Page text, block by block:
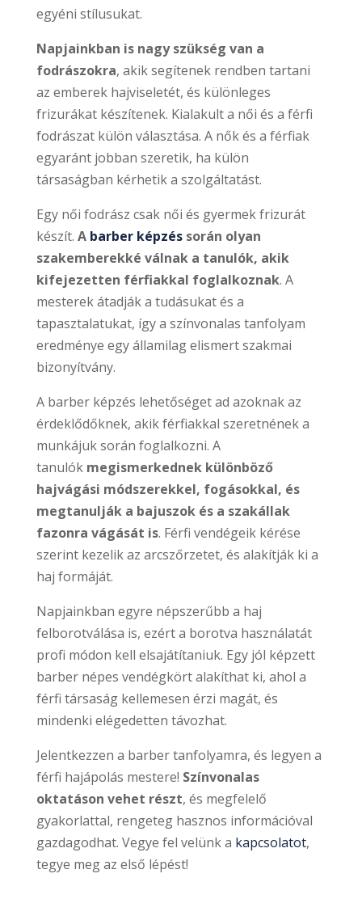
egyéni stílusukat.
Napjainkban is nagy szükség van a
fodrászokra, akik segítenek rendben tartani
az emberek hajviseletét, és különleges
frizurákat készítenek. Kialakult a női és a férfi
fodrászat külön választása. A nők és a férfiak
egyaránt jobban szeretik, ha külön
társaságban kérhetik a szolgáltatást.
Egy női fodrász csak női és gyermek frizurát
készít. A barber képzéssorán olyan
szakemberekké válnak a tanulók, akik
kifejezetten férfiakkal foglalkoznak. A
mesterek átadják a tudásukat és a
tapasztalatukat, így a színvonalas tanfolyam
eredménye egy államilag elismert szakmai
bizonyítvány.
A barber képzés lehetőséget ad azoknak az
érdeklődőknek, akik férfiakkal szeretnének a
munkájuk során foglalkozni. A
tanulók megismerkednek különböző
hajvágási módszerekkel, fogásokkal, és
megtanulják a bajuszok és a szakállak
fazonra vágását is. Férfi vendégeik kérése
szerint kezelik az arcszőrzetet, és alakítják ki a
haj formáját.
Napjainkban egyre népszerűbb a haj
felborotválása is, ezért a borotva használatát
profi módon kell elsajátítaniuk. Egy jól képzett
barber népes vendégkört alakíthat ki, ahol a
férfi társaság kellemesen érzi magát, és
mindenki elégedetten távozhat.
Jelentkezzen a barber tanfolyamra, és legyen a
férfi hajápolás mestere! Színvonalas
oktatáson vehet részt, és megfelelő
gyakorlattal, rengeteg hasznos információval
gazdagodhat. Vegye fel velünk a kapcsolatot,
tegye meg az első lépést!